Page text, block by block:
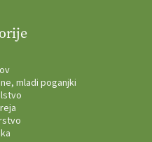
mladi poganjki